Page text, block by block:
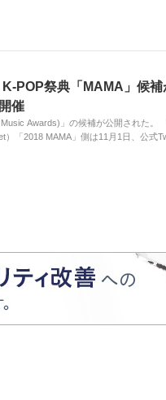
POP祭典「MAMA」候補
催
Music Awards)」の候補が公開された。
「2018 MAMA」側は11月1日、公式